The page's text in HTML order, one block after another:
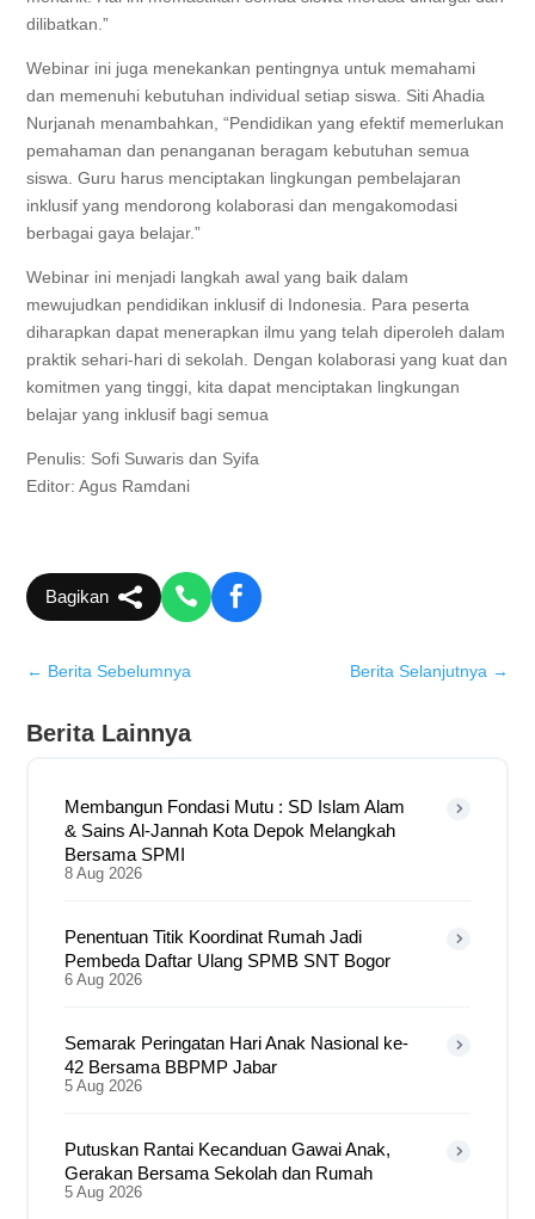
dilibatkan.”
Webinar ini juga menekankan pentingnya untuk memahami
dan memenuhi kebutuhan individual setiap siswa. Siti Ahadia
Nurjanah menambahkan, “Pendidikan yang efektif memerlukan
pemahaman dan penanganan beragam kebutuhan semua
siswa. Guru harus menciptakan lingkungan pembelajaran
inklusif yang mendorong kolaborasi dan mengakomodasi
berbagai gaya belajar.”
Webinar ini menjadi langkah awal yang baik dalam
mewujudkan pendidikan inklusif di Indonesia. Para peserta
diharapkan dapat menerapkan ilmu yang telah diperoleh dalam
praktik sehari-hari di sekolah. Dengan kolaborasi yang kuat dan
komitmen yang tinggi, kita dapat menciptakan lingkungan
belajar yang inklusif bagi semua
Penulis: Sofi Suwaris dan Syifa
Editor: Agus Ramdani
Bagikan
← Berita Sebelumnya Berita Selanjutnya →
Berita Lainnya
Membangun Fondasi Mutu : SD Islam Alam
& Sains Al-Jannah Kota Depok Melangkah
Bersama SPMI
8 Aug 2026
Penentuan Titik Koordinat Rumah Jadi
Pembeda Daftar Ulang SPMB SNT Bogor
6 Aug 2026
Semarak Peringatan Hari Anak Nasional ke-
42 Bersama BBPMP Jabar
5 Aug 2026
Putuskan Rantai Kecanduan Gawai Anak,
Gerakan Bersama Sekolah dan Rumah
5 Aug 2026